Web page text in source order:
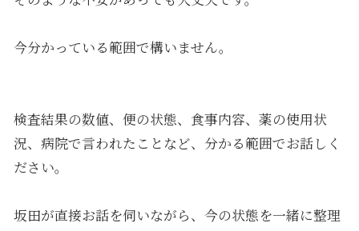
今分かっている範囲で構いません。
検査結果の数値、便の状態、食事内容、薬の使用状
況、病院で言われたことなど、分かる範囲でお話しく
ださい。
坂田が直接お話を伺いながら、今の状態を一緒に整理